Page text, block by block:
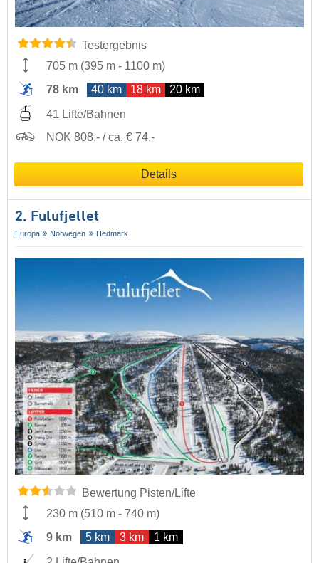
Testergebnis
705 m (395 m - 1100 m)
78 km
40 km 18 km 20 km
41 Lifte/Bahnen
NOK 808,- / ca. € 74,-
Details
2. Fulufjellet
Europa Norwegen Hedmark
Bewertung Pisten/Lifte
230 m (510 m - 740 m)
9 km
5 km 3 km 1 km